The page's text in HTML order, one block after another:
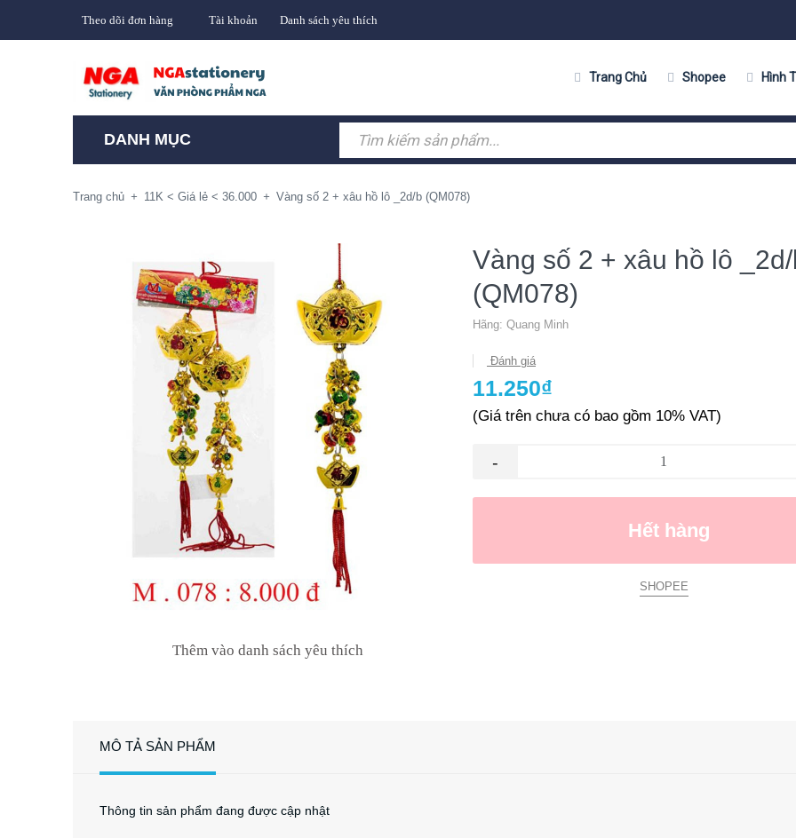
Theo dõi đơn hàng Tài khoản Danh sách yêu thích
Trang Chủ Shopee Hình
DANH MỤC
Trang chủ + 11K < Giá lẻ < 36.000 + Vàng số 2 + xâu hồ lô _2d/b (QM078)
Thêm vào danh sách yêu thích
Vàng số 2 + xâu hồ lô
(QM078)
Hãng: Quang Minh
Đánh giá
11.250₫
(Giá trên chưa có bao gồm 10% VAT)
-
Hết hàng
SHOPEE
MÔ TẢ SẢN PHẨM
Thông tin sản phẩm đang được cập nhật